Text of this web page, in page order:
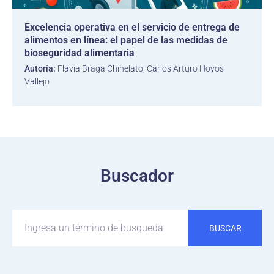
Excelencia operativa en el servicio de entrega de
alimentos en línea: el papel de las medidas de
bioseguridad alimentaria
Autoría: Flavia Braga Chinelato, Carlos Arturo Hoyos
Vallejo
Buscador
BUSCAR